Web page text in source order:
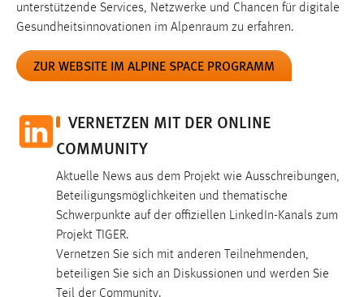
unterstützende Services, Netzwerke und Chancen für digitale
Gesundheitsinnovationen im Alpenraum zu erfahren.
ZUR WEBSITE IM ALPINE SPACE PROGRAMM
VERNETZEN MIT DER ONLINE
COMMUNITY
Aktuelle News aus dem Projekt wie Ausschreibungen,
Beteiligungsmöglichkeiten und thematische
Schwerpunkte auf der offiziellen LinkedIn-Kanals zum
Projekt TIGER.
Vernetzen Sie sich mit anderen Teilnehmenden,
beteiligen Sie sich an Diskussionen und werden Sie
Teil der Community.
Facebook Pixel
Name:
_fbp
Facebook
Zweck:
Conversion-Tracking
Cookie Laufzeit:
3 Monate
EXTERNE MEDIEN